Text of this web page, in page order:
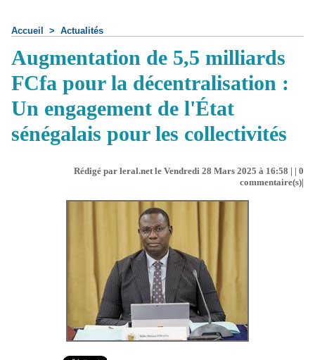
Accueil > Actualités
Augmentation de 5,5 milliards
FCfa pour la décentralisation :
Un engagement de l'État
sénégalais pour les collectivités
Rédigé par leral.net le Vendredi 28 Mars 2025 à 16:58 | | 0
commentaire(s)|